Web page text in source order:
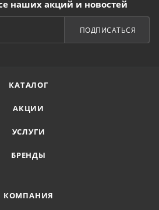
наших акций и новостей
ПОДПИСАТЬСЯ
КАТАЛОГ
АКЦИИ
УСЛУГИ
БРЕНДЫ
КОМПАНИЯ